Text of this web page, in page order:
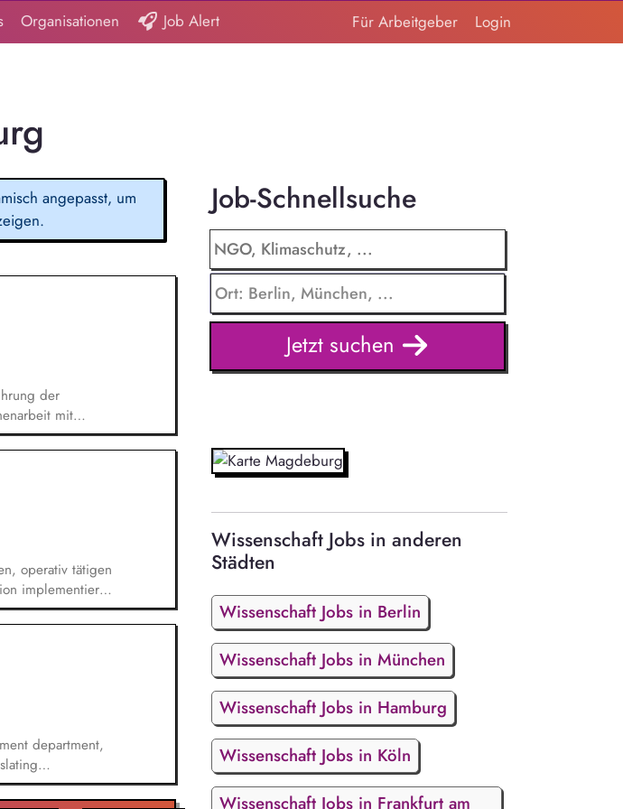
Organisationen Job Alert Für Arbeitgeber Login
angepasst, um
mit
und
Emissionsdaten -
mit
von
zum
operativ tätigen
implementiert.
und
übersetzen
unserer
department,
will be
and data
Job-Schnellsuche
Jetzt suchen
Wissenschaft Jobs in anderen
Städten
Wissenschaft Jobs in Berlin
Wissenschaft Jobs in München
Wissenschaft Jobs in Hamburg
Wissenschaft Jobs in Köln
Wissenschaft Jobs in Frankfurt am